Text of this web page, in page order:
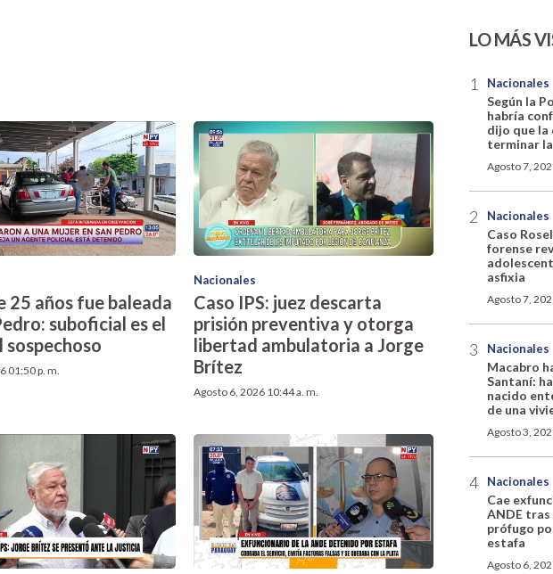
25 años fue baleada
suboficial es el
sospechoso
01:50 p. m.
Nacionales
Caso IPS: juez descarta
prisión preventiva y otorga
libertad ambulatoria a Jorge
Brítez
Agosto 6, 2026 10:44 a. m.
LO MÁS
Nacionales
Según la
habría
dijo que
terminar
Agosto 7,
Nacionales
Caso
forense
asfixia
Agosto 7,
Nacionales
Macabro
Santaní:
nacido
de una
Agosto 3,
Nacionales
Cae
ANDE tras
prófugo
estafa
Agosto 6,